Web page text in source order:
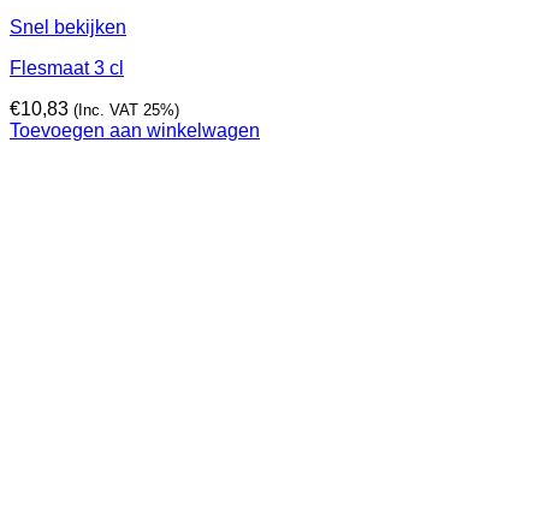
Snel bekijken
Flesmaat 3 cl
€10,83 (Inc. VAT 25%)
Toevoegen aan winkelwagen